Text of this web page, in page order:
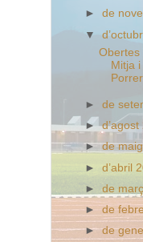
►de
▼
Obertes
Mitja
►de
►d’agost
►de
►d’abril
►de
►de
►de